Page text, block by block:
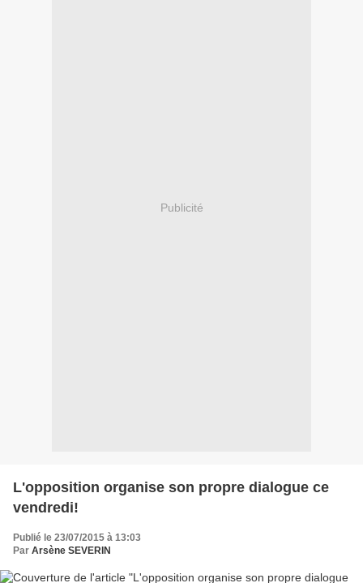
Publicité
L'opposition organise son propre dialogue ce
vendredi!
Publié le 23/07/2015 à 13:03
Par Arsène SEVERIN